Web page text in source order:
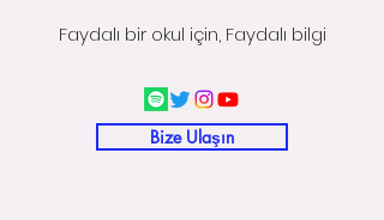
Faydalı bir okul için, Faydalı bilgi
Bize Ulaşın